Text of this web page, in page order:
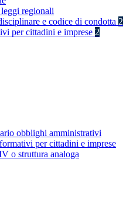
leggi regionali
e codice di condotta 2
per cittadini e imprese 2
obblighi amministrativi
per cittadini e imprese
o struttura analoga